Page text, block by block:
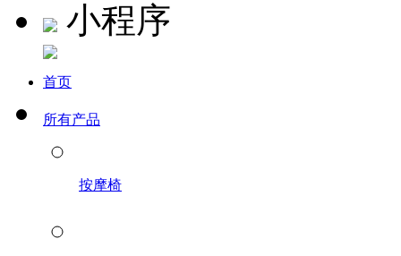
小程序
首页
所有产品
按摩椅